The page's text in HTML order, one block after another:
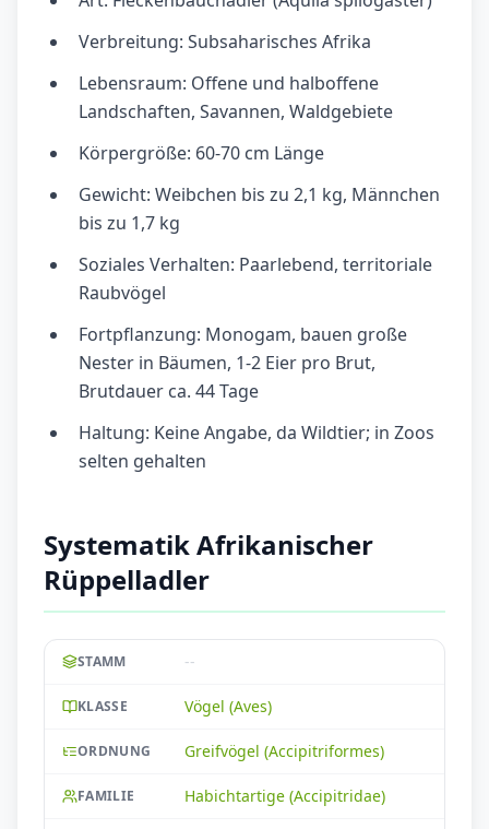
Verbreitung: Subsaharisches Afrika
Lebensraum: Offene und halboffene
Landschaften, Savannen, Waldgebiete
Körpergröße: 60-70 cm Länge
Gewicht: Weibchen bis zu 2,1 kg, Männchen
bis zu 1,7 kg
Soziales Verhalten: Paarlebend, territoriale
Raubvögel
Fortpflanzung: Monogam, bauen große
Nester in Bäumen, 1-2 Eier pro Brut,
Brutdauer ca. 44 Tage
Haltung: Keine Angabe, da Wildtier; in Zoos
selten gehalten
Systematik Afrikanischer
Rüppelladler
STAMM --
KLASSE Vögel (Aves)
ORDNUNG Greifvögel (Accipitriformes)
FAMILIE Habichtartige (Accipitridae)